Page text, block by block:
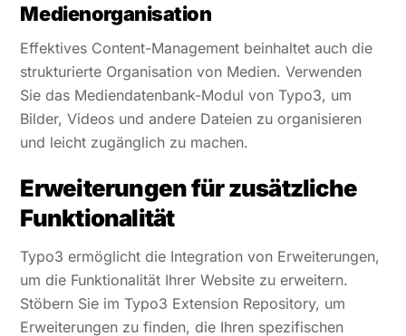
Medienorganisation
Effektives Content-Management beinhaltet auch die
strukturierte Organisation von Medien. Verwenden
Sie das Mediendatenbank-Modul von Typo3, um
Bilder, Videos und andere Dateien zu organisieren
und leicht zugänglich zu machen.
Erweiterungen für zusätzliche
Funktionalität
Typo3 ermöglicht die Integration von Erweiterungen,
um die Funktionalität Ihrer Website zu erweitern.
Stöbern Sie im Typo3 Extension Repository, um
Erweiterungen zu finden, die Ihren spezifischen